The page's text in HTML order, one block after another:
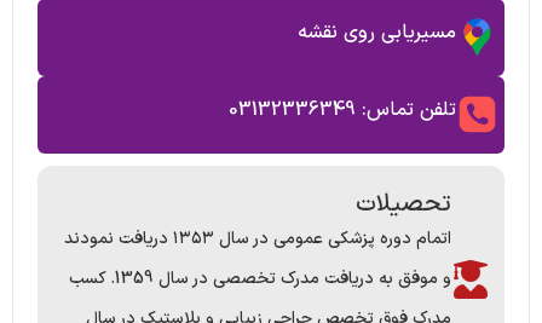
مسیریابی روی نقشه
تلفن تماس: 03132336349
تحصیلات
اتمام دوره پزشکی عمومی در سال ۱۳۵۳ دریافت نمودند
و موفق به دریافت مدرک تخصصی در سال 1359. کسب